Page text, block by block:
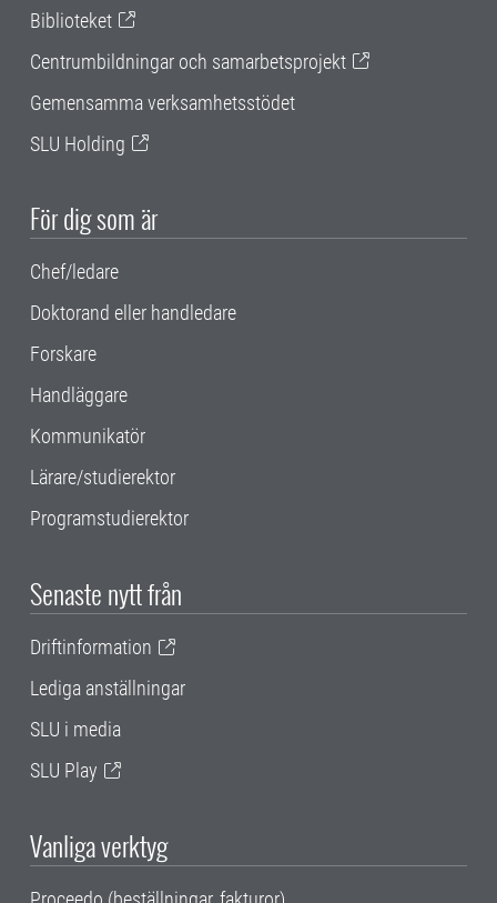
Biblioteket
Centrumbildningar och samarbetsprojekt
Gemensamma verksamhetsstödet
SLU Holding
För dig som är
Chef/ledare
Doktorand eller handledare
Forskare
Handläggare
Kommunikatör
Lärare/studierektor
Programstudierektor
Senaste nytt från
Driftinformation
Lediga anställningar
SLU i media
SLU Play
Vanliga verktyg